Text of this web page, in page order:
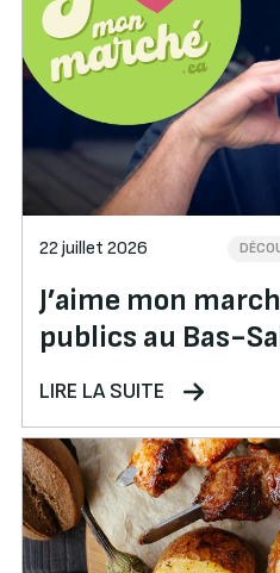
22 juillet 2026
J’aime mon
publics au Bas-
LIRE LA SUITE